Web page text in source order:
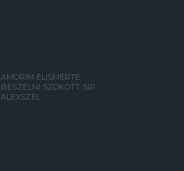
AMORIM ELISMERTE,
BESZÉLNI SZOKOTT SIR
ALEXSZEL